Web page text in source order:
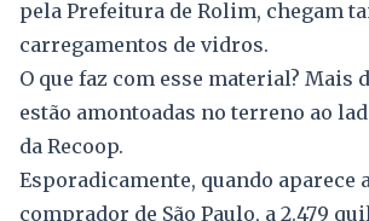
pela Prefeitura de Rolim, chegam
carregamentos de vidros.
O que faz com esse material? Mais
estão amontoadas no terreno ao
da Recoop.
Esporadicamente, quando aparece
comprador de São Paulo, a 2.479